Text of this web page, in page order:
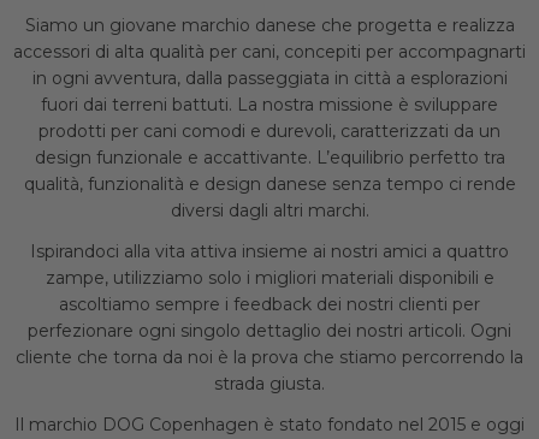
Siamo un giovane marchio danese che progetta e realizza
accessori di alta qualità per cani, concepiti per accompagnarti
in ogni avventura, dalla passeggiata in città a esplorazioni
fuori dai terreni battuti. La nostra missione è sviluppare
prodotti per cani comodi e durevoli, caratterizzati da un
design funzionale e accattivante. L’equilibrio perfetto tra
qualità, funzionalità e design danese senza tempo ci rende
diversi dagli altri marchi.
Ispirandoci alla vita attiva insieme ai nostri amici a quattro
zampe, utilizziamo solo i migliori materiali disponibili e
ascoltiamo sempre i feedback dei nostri clienti per
perfezionare ogni singolo dettaglio dei nostri articoli. Ogni
cliente che torna da noi è la prova che stiamo percorrendo la
strada giusta.
Il marchio DOG Copenhagen è stato fondato nel 2015 e oggi